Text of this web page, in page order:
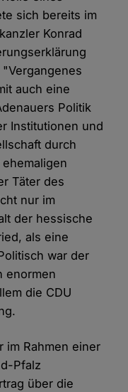
sich bereits im
Konrad
auch eine
Politik
Institutionen und
durch
Täter des
nur im
der hessische
als eine
war der
enormen
die CDU
im Rahmen einer
Pfalz
über die